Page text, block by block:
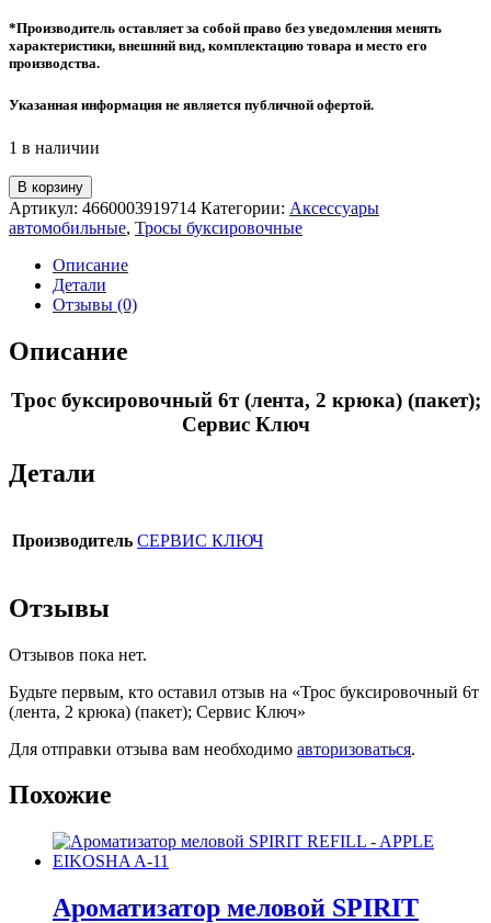
*Производитель оставляет за собой право без уведомления менять
характеристики, внешний вид, комплектацию товара и место его
производства.
Указанная информация не является публичной офертой.
1 в наличии
Количество
товара
Трос
(лента,
(пакет);
Сервис
В корзину
Артикул: 4660003919714 Категории: Аксессуары
автомобильные, Тросы буксировочные
Описание
Детали
Отзывы (0)
Описание
Трос буксировочный 6т (лента, 2 крюка) (пакет);
Сервис Ключ
Детали
Производитель СЕРВИС КЛЮЧ
Отзывы
Отзывов пока нет.
Будьте первым, кто оставил отзыв на «Трос буксировочный 6т
(лента, 2 крюка) (пакет); Сервис Ключ»
Для отправки отзыва вам необходимо авторизоваться.
Похожие
Ароматизатор меловой SPIRIT